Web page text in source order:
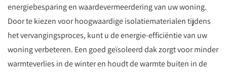
energiebesparing en waardevermeerdering van uw woning.
Door te kiezen voor hoogwaardige isolatiematerialen tijdens
het vervangingsproces, kunt u de energie-efficiëntie van uw
woning verbeteren. Een goed geïsoleerd dak zorgt voor minder
warmteverlies in de winter en houdt de warmte buiten in de